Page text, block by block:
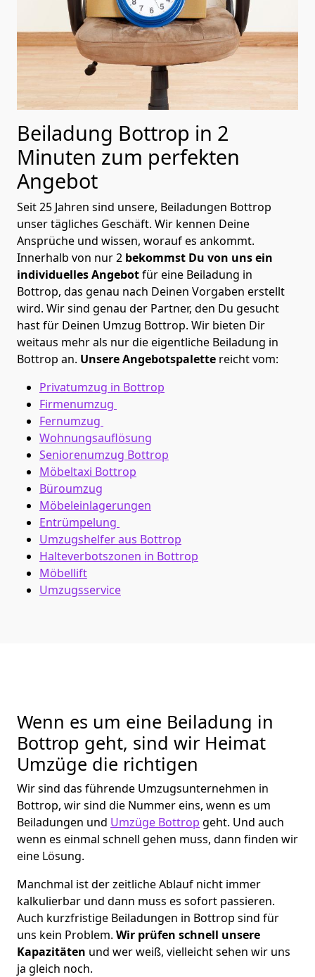
Beiladung Bottrop in 2
Minuten zum perfekten
Angebot
Seit 25 Jahren sind unsere, Beiladungen Bottrop
unser tägliches Geschäft. Wir kennen Deine
Ansprüche und wissen, worauf es ankommt.
Innerhalb von nur 2 bekommst Du von uns ein
individuelles Angebotfür eine Beiladung in
Bottrop, das genau nach Deinen Vorgaben erstellt
wird. Wir sind genau der Partner, den Du gesucht
hast für Deinen Umzug Bottrop. Wir bieten Dir
weitaus mehr als nur die eigentliche Beiladung in
Bottrop an. Unsere Angebotspalette reicht vom:
Privatumzug in Bottrop
Firmenumzug
Fernumzug
Wohnungsauflösung
Seniorenumzug Bottrop
Möbeltaxi Bottrop
Büroumzug
Möbeleinlagerungen
Entrümpelung
Umzugshelfer aus Bottrop
Halteverbotszonen in Bottrop
Möbellift
Umzugsservice
Wenn es um eine Beiladung in
Bottrop geht, sind wir Heimat
Umzüge die richtigen
Wir sind das führende Umzugsunternehmen in
Bottrop, wir sind die Nummer eins, wenn es um
Beiladungen und Umzüge Bottrop geht. Und auch
wenn es einmal schnell gehen muss, dann finden wir
eine Lösung.
Manchmal ist der zeitliche Ablauf nicht immer
kalkulierbar und dann muss es sofort passieren.
Auch kurzfristige Beiladungen in Bottrop sind für
uns kein Problem. Wir prüfen schnell unsere
Kapazitäten und wer weiß, vielleicht sehen wir uns
ja gleich noch.